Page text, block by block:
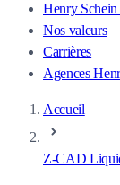
Henry Schein
Nos valeurs
Carrières
Agences
Accueil
Z-CAD